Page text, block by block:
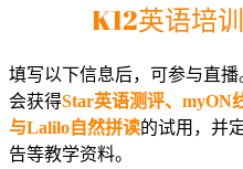
K12英语培
填写以下信息后，可参与直
会获得Star英语测评、myON
与Lalilo自然拼读的试用，并
告等教学资料。